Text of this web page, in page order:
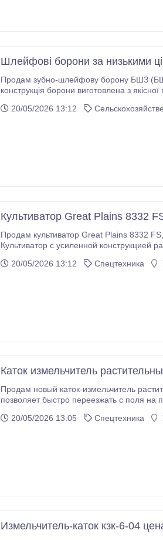
Шлейфові борони за низькими
Продам зубно-шлейфову борону БШЗ (БШЗ-7, БШЗ-11, БШЗ-15) якісного виробництва, за демократичною
конструкція борони виготовлена ​​з якісної профільної труби, що гарантує надійну та
20/05/2026 13:12
Культиватор Great Plains 8332
Продам культиватор Great Plains 8332 FS, б/у, агрегат не рваный, не варенный, не после ремонта, состояние отличное.
Культиватор с усиленной конструкцией рамы, подойдет для работы в сложных условиях. Усиленные стойки
ширины.
20/05/2026 13:12 Спецтехника
Каток измельчитель
Продам новый каток-измельчитель растительных остатков, состояние идеальное, за
позволяет быстро переезжать с поля на
20/05/2026 13:05
Спецтехника
Измельчитель-каток кзк-6-04